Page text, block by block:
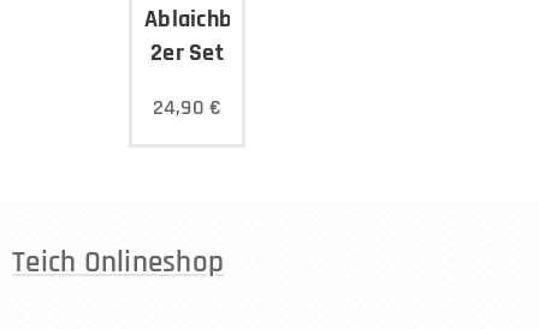
Ablaichbürsten
2er Set
24,90 €
Teich Onlineshop